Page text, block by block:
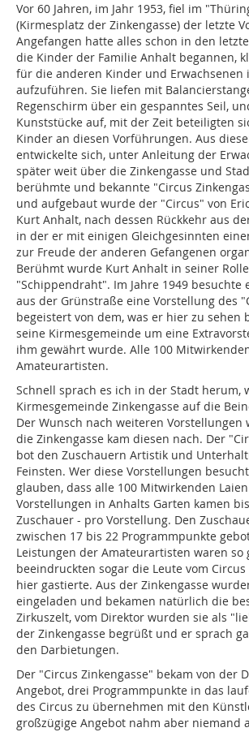
Vor 60 Jahren, im Jahr 1953, fiel im
(Kirmesplatz der Zinkengasse) der letzte
Angefangen hatte alles schon in den
die Kinder der Familie Anhalt begannen,
für die anderen Kinder und Erwachsenen
aufzuführen. Sie liefen mit
Regenschirm über ein gespanntes Seil,
Kunststücke auf, mit der Zeit beteiligten
Kinder an diesen Vorführungen. Aus
entwickelte sich, unter Anleitung der
später weit über die Zinkengasse und
berühmte und bekannte "Circus
und aufgebaut wurde der "Circus" von
Kurt Anhalt, nach dessen Rückkehr aus
in der er mit einigen Gleichgesinnten
zur Freude der anderen Gefangenen
Berühmt wurde Kurt Anhalt in seiner
"Schippendraht". Im Jahre 1949 besuchte
aus der Grünstraße eine Vorstellung des
begeistert von dem, was er hier zu sehen
seine Kirmesgemeinde um eine
ihm gewährt wurde. Alle 100
Amateurartisten.
Schnell sprach es ich in der Stadt herum,
Kirmesgemeinde Zinkengasse auf die
Der Wunsch nach weiteren
die Zinkengasse kam diesen nach. Der
bot den Zuschauern Artistik und
Feinsten. Wer diese Vorstellungen
glauben, dass alle 100 Mitwirkenden
Vorstellungen in Anhalts Garten kamen
Zuschauer - pro Vorstellung. Den
zwischen 17 bis 22 Programmpunkte
Leistungen der Amateurartisten waren so
beeindruckten sogar die Leute vom Circus
hier gastierte. Aus der Zinkengasse
eingeladen und bekamen natürlich die
Zirkuszelt, vom Direktor wurden sie als
der Zinkengasse begrüßt und er sprach
den Darbietungen.
Der "Circus Zinkengasse" bekam von der
Angebot, drei Programmpunkte in das
des Circus zu übernehmen mit den
großzügige Angebot nahm aber niemand